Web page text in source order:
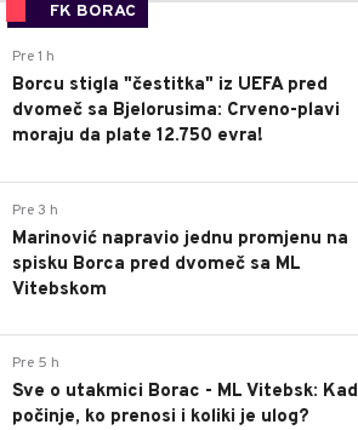
FK BORAC
Pre 1 h
Borcu stigla "čestitka" iz UEFA pred
dvomeč sa Bjelorusima: Crveno-plavi
moraju da plate 12.750 evra!
Pre 3 h
Marinović napravio jednu promjenu na
spisku Borca pred dvomeč sa ML
Vitebskom
Pre 5 h
Sve o utakmici Borac - ML Vitebsk: Kad
počinje, ko prenosi i koliki je ulog?